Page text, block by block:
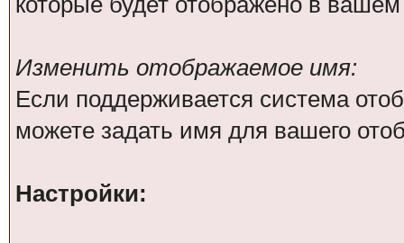
Изменить отображаемое имя:
Если поддерживается система
можете задать имя для вашего
Настройки: